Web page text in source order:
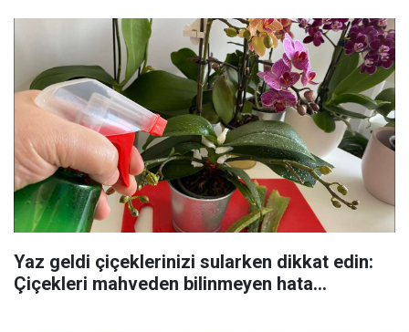
Yaz geldi çiçeklerinizi sularken dikkat edin:
Çiçekleri mahveden bilinmeyen hata...